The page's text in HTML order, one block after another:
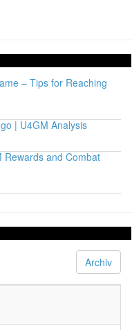
– Tips for Reaching
| U4GM Analysis
Rewards and Combat
Archiv